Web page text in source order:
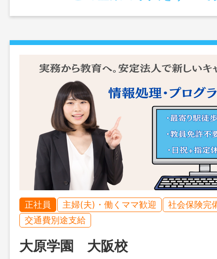
正社員 主婦(夫)・働くママ歓迎
社会保険完
交通費別途支給
大原学園 大阪校